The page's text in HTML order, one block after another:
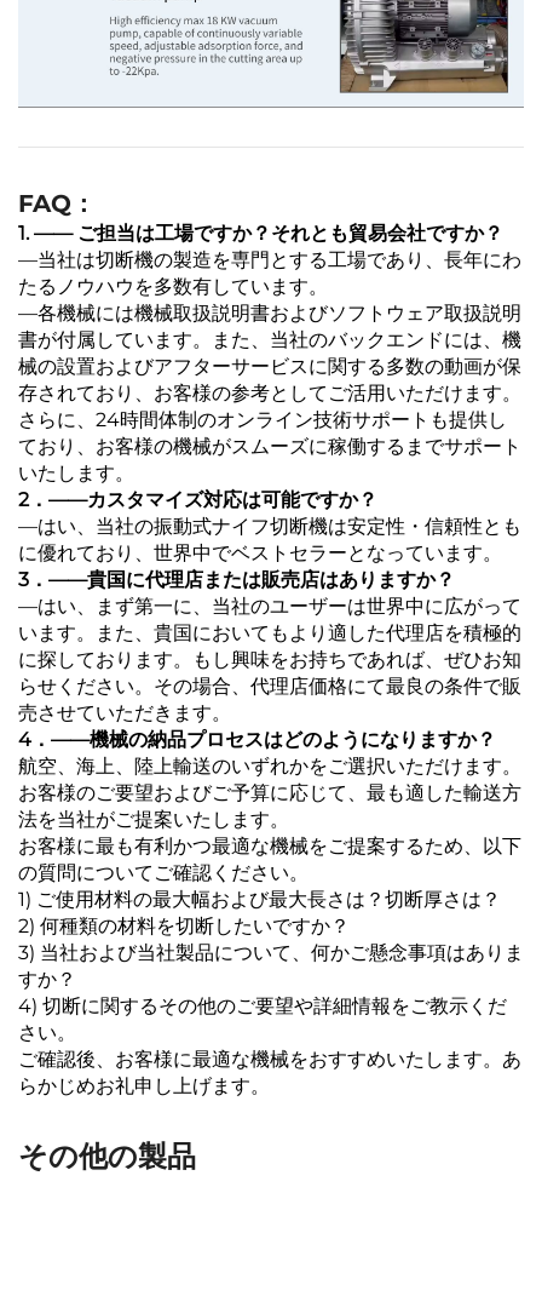
FAQ：
1. —— ご担当は工場ですか？それとも貿易会社ですか？
―当社は切断機の製造を専門とする工場であり、長年にわ
たるノウハウを多数有しています。
―各機械には機械取扱説明書およびソフトウェア取扱説明
書が付属しています。また、当社のバックエンドには、機
械の設置およびアフターサービスに関する多数の動画が保
存されており、お客様の参考としてご活用いただけます。
さらに、24時間体制のオンライン技術サポートも提供し
ており、お客様の機械がスムーズに稼働するまでサポート
いたします。
2．――カスタマイズ対応は可能ですか？
―はい、当社の振動式ナイフ切断機は安定性・信頼性とも
に優れており、世界中でベストセラーとなっています。
3．――貴国に代理店または販売店はありますか？
―はい、まず第一に、当社のユーザーは世界中に広がって
います。また、貴国においてもより適した代理店を積極的
に探しております。もし興味をお持ちであれば、ぜひお知
らせください。その場合、代理店価格にて最良の条件で販
売させていただきます。
4．――機械の納品プロセスはどのようになりますか？
航空、海上、陸上輸送のいずれかをご選択いただけます。
お客様のご要望およびご予算に応じて、最も適した輸送方
法を当社がご提案いたします。
お客様に最も有利かつ最適な機械をご提案するため、以下
の質問についてご確認ください。
1) ご使用材料の最大幅および最大長さは？切断厚さは？
2) 何種類の材料を切断したいですか？
3) 当社および当社製品について、何かご懸念事項はありま
すか？
4) 切断に関するその他のご要望や詳細情報をご教示くだ
さい。
ご確認後、お客様に最適な機械をおすすめいたします。あ
らかじめお礼申し上げます。
その他の製品